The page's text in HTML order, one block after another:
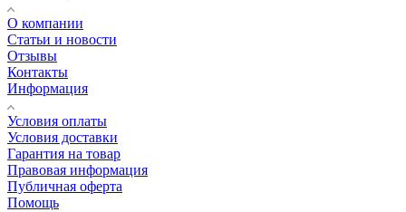
О компании
Статьи и новости
Отзывы
Контакты
Информация
Условия оплаты
Условия доставки
Гарантия на товар
Правовая информация
Публичная оферта
Помощь